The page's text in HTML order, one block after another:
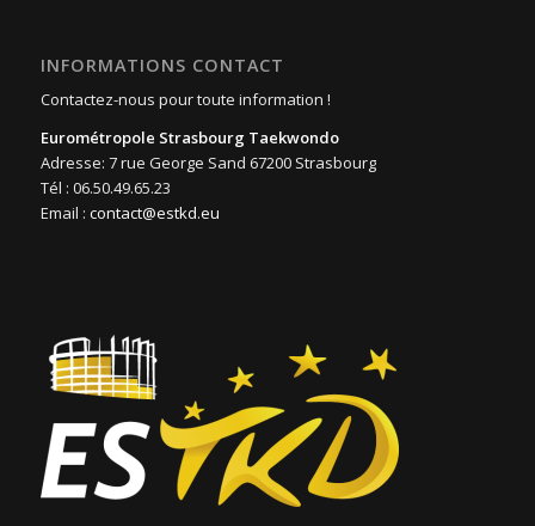
INFORMATIONS CONTACT
Contactez-nous pour toute information !
Eurométropole Strasbourg Taekwondo
Adresse: 7 rue George Sand 67200 Strasbourg
Tél : 06.50.49.65.23
Email : contact@estkd.eu